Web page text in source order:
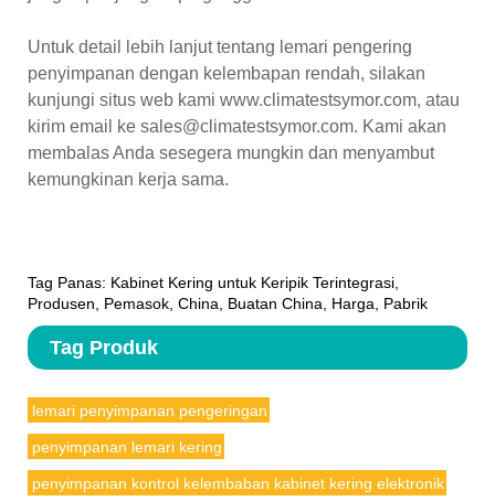
Untuk detail lebih lanjut tentang lemari pengering
penyimpanan dengan kelembapan rendah, silakan
kunjungi situs web kami www.climatestsymor.com, atau
kirim email ke sales@climatestsymor.com. Kami akan
membalas Anda sesegera mungkin dan menyambut
kemungkinan kerja sama.
Tag Panas: Kabinet Kering untuk Keripik Terintegrasi,
Produsen, Pemasok, China, Buatan China, Harga, Pabrik
Tag Produk
lemari penyimpanan pengeringan
penyimpanan lemari kering
penyimpanan kontrol kelembaban kabinet kering elektronik